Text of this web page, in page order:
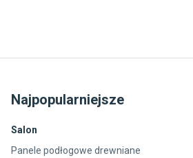
Najpopularniejsze
Salon
Panele podłogowe drewniane